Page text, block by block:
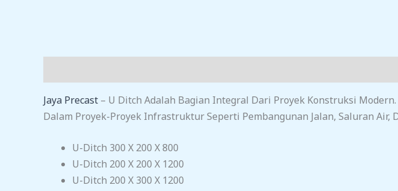
Jaya Precast – U Ditch Adalah Bagian Integral Dari Proyek Konstruksi
Dalam Proyek-Proyek Infrastruktur Seperti Pembangunan Jalan, Saluran Air,
U-Ditch 300 X 200 X 800
U-Ditch 200 X 200 X 1200
U-Ditch 200 X 300 X 1200